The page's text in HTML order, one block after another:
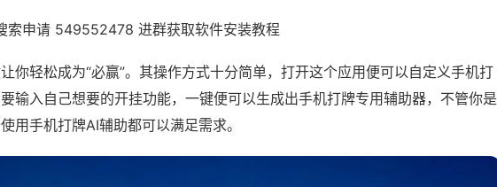
索申请 549552478 进群获取软件安装教程
你轻松成为“必赢”。其操作方式十分简单，打开这个应用便可以自定义手机打
输入自己想要的开挂功能，一键便可以生成出手机打牌专用辅助器，不管你是
用手机打牌AI辅助都可以满足需求。